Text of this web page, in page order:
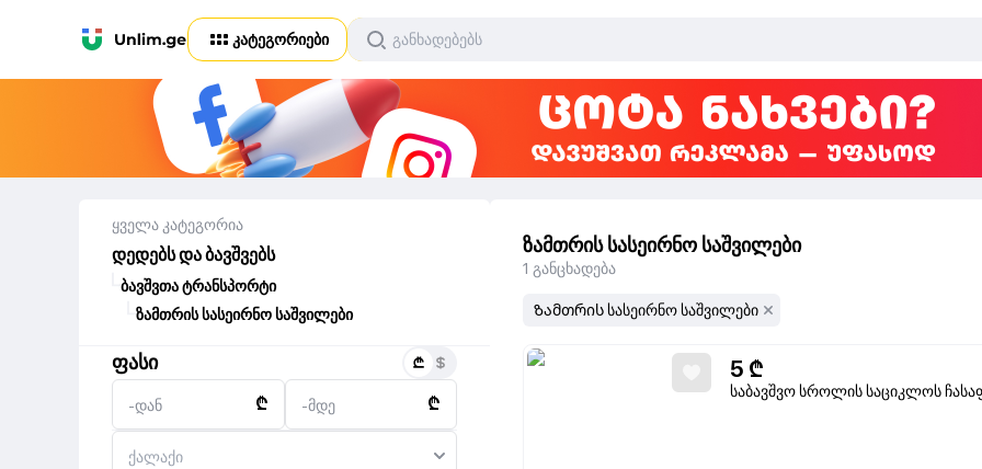
კატეგორიები
ყველა კატეგორია
დედებს და ბავშვებს
ბავშვთა ტრანსპორტი
ზამთრის სასეირნო საშვილები
ფასი
-დან ₾ -მდე ₾
ზამთრის სასეირნო საშვილები
1 განცხადება
Ზამთრის სასეირნო საშვილები
5 ₾
საბავშვო სროლის საციკლოს